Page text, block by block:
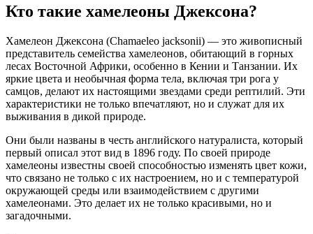
Кто такие хамелеоны Джексона?
Хамелеон Джексона (Chamaeleo jacksonii) — это живописный
представитель семейства хамелеонов, обитающий в горных
лесах Восточной Африки, особенно в Кении и Танзании. Их
яркие цвета и необычная форма тела, включая три рога у
самцов, делают их настоящими звездами среди рептилий. Эти
характеристики не только впечатляют, но и служат для их
выживания в дикой природе.
Они были названы в честь английского натуралиста, который
первый описал этот вид в 1896 году. По своей природе
хамелеоны известны своей способностью изменять цвет кожи,
что связано не только с их настроением, но и с температурой
окружающей среды или взаимодействием с другими
хамелеонами. Это делает их не только красивыми, но и
загадочными.